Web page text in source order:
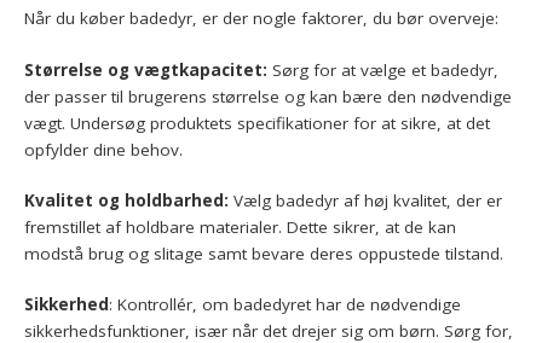
Når du køber badedyr, er der nogle faktorer, du bør overveje:
Størrelse og vægtkapacitet: Sørg for at vælge et badedyr,
der passer til brugerens størrelse og kan bære den nødvendige
vægt. Undersøg produktets specifikationer for at sikre, at det
opfylder dine behov.
Kvalitet og holdbarhed: Vælg badedyr af høj kvalitet, der er
fremstillet af holdbare materialer. Dette sikrer, at de kan
modstå brug og slitage samt bevare deres oppustede tilstand.
Sikkerhed: Kontrollér, om badedyret har de nødvendige
sikkerhedsfunktioner, især når det drejer sig om børn. Sørg for,